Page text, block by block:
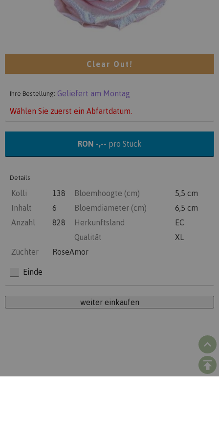
Clear Out!
Ihre Bestellung: Geliefert am Montag
Wählen Sie zuerst ein Abfartdatum.
RON -,-- pro Stück
Details
Kolli 138 Bloemhoogte (cm)
5,5 cm
Inhalt
6 Bloemdiameter (cm)
6,5 cm
Anzahl
828 Herkunftsland
EC
Qualität
XL
Züchter
RoseAmor
Einde
weiter einkaufen